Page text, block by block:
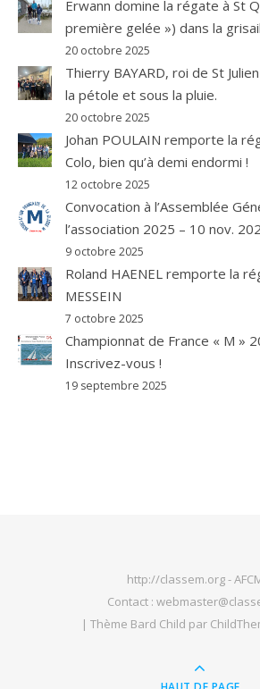
Erwann domine la régate à St
première gelée ») dans la
20 octobre 2025
Thierry BAYARD, roi de St
la pétole et sous la pluie.
20 octobre 2025
Johan POULAIN remporte la
Colo, bien qu’à demi endormi !
12 octobre 2025
Convocation à l’Assemblée
l’association 2025 – 10 nov.
9 octobre 2025
Roland HAENEL remporte la
MESSEIN
7 octobre 2025
Championnat de France « M »
Inscrivez-vous !
19 septembre 2025
http://classem.org -
Contact :
| Thème Bard Child par